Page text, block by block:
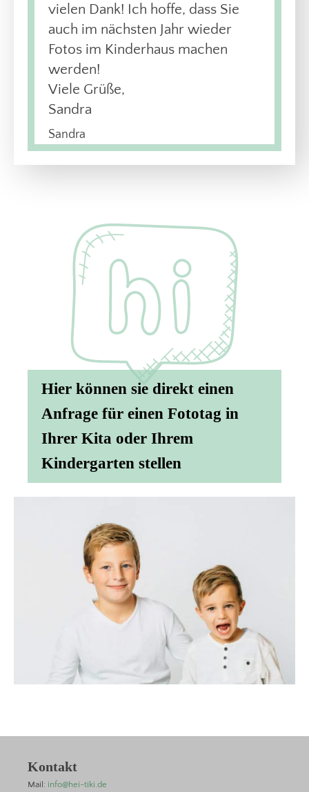
vielen Dank! Ich hoffe, dass Sie
auch im nächsten Jahr wieder
Fotos im Kinderhaus machen
werden!
Viele Grüße,
Sandra
Sandra
Hier können sie direkt einen
Anfrage für einen Fototag in
Ihrer Kita oder Ihrem
Kindergarten stellen
Kontakt
Mail: info@hei-tiki.de